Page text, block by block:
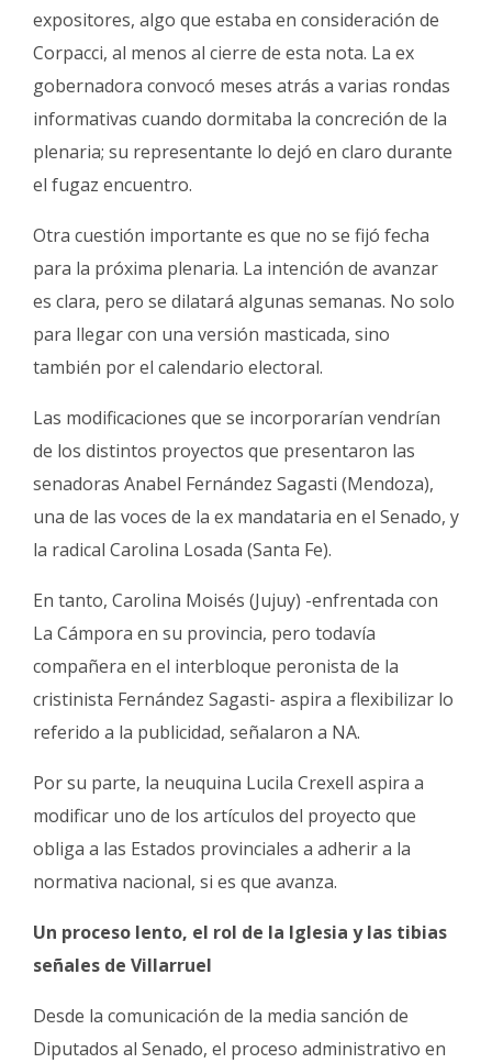
expositores, algo que estaba en consideración de
Corpacci, al menos al cierre de esta nota. La ex
gobernadora convocó meses atrás a varias rondas
informativas cuando dormitaba la concreción de la
plenaria; su representante lo dejó en claro durante
el fugaz encuentro.
Otra cuestión importante es que no se fijó fecha
para la próxima plenaria. La intención de avanzar
es clara, pero se dilatará algunas semanas. No solo
para llegar con una versión masticada, sino
también por el calendario electoral.
Las modificaciones que se incorporarían vendrían
de los distintos proyectos que presentaron las
senadoras Anabel Fernández Sagasti (Mendoza),
una de las voces de la ex mandataria en el Senado, y
la radical Carolina Losada (Santa Fe).
En tanto, Carolina Moisés (Jujuy) -enfrentada con
La Cámpora en su provincia, pero todavía
compañera en el interbloque peronista de la
cristinista Fernández Sagasti- aspira a flexibilizar lo
referido a la publicidad, señalaron a NA.
Por su parte, la neuquina Lucila Crexell aspira a
modificar uno de los artículos del proyecto que
obliga a las Estados provinciales a adherir a la
normativa nacional, si es que avanza.
Un proceso lento, el rol de la Iglesia y las tibias
señales de Villarruel
Desde la comunicación de la media sanción de
Diputados al Senado, el proceso administrativo en